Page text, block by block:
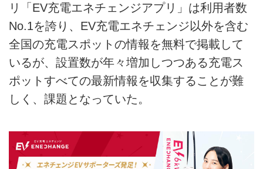
リ「EV充電エネチェンジアプリ」は利用者数
No.1を誇り、EV充電エネチェンジ以外を含む
全国の充電スポットの情報を無料で掲載して
いるが、設置数が年々増加しつつある充電ス
ポットすべての最新情報を収集することが難
しく、課題となっていた。